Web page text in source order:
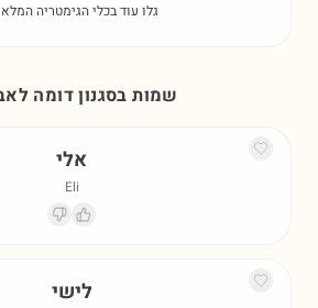
גלו עוד בכלי הגימטריה
שמות בסגנון דומה ל
אלי
Eli
לישי